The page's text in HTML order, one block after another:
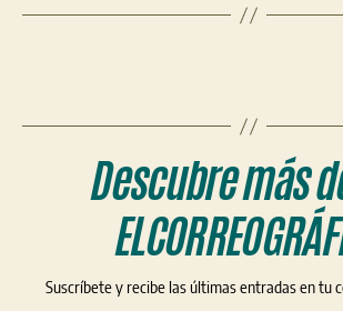
Descubre más
Suscríbete y recibe las últimas entradas en tu